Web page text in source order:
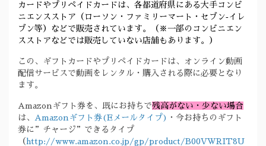
カードやプリペイドカードは、各都道府県にある大手コンビ
ニエンスストア（ローソン・ファミリーマート・セブン‐イレ
ブン等）などで販売されています。（※一部のコンビニエン
スストアなどでは販売していない店舗もあります。）
この、ギフトカードやプリペイドカードは、オンライン動画
配信サービスで動画をレンタル・購入される際に必要となり
ます。
Amazonギフト券を、既にお持ちで残高がない・少ない場合
は、
Amazonギフト券(Eメールタイプ) ・今お持ちのギフト
券に”チャージ”できるタイプ
（ http://www.amazon.co.jp/gp/product/B00VWRIT8U